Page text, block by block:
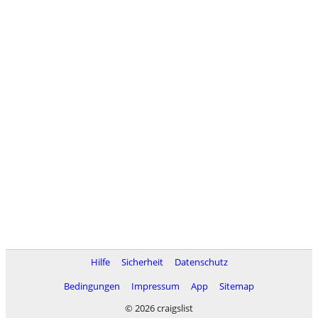
Hilfe Sicherheit
Datenschutz
Bedingungen
Impressum App
Sitemap
© 2026 craigslist